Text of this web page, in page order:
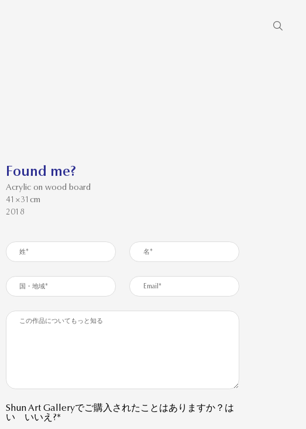
Found me?
Acrylic on wood board
41×31cm
2018
Shun Art Galleryでご購入されたことはありますか？は
い いいえ?*